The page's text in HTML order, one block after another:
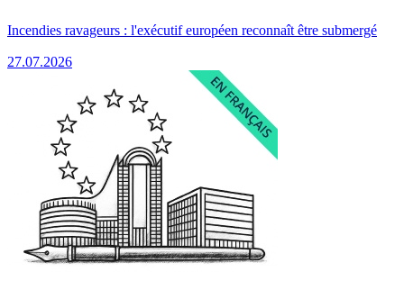
Incendies ravageurs : l'exécutif européen reconnaît être submergé
27.07.2026